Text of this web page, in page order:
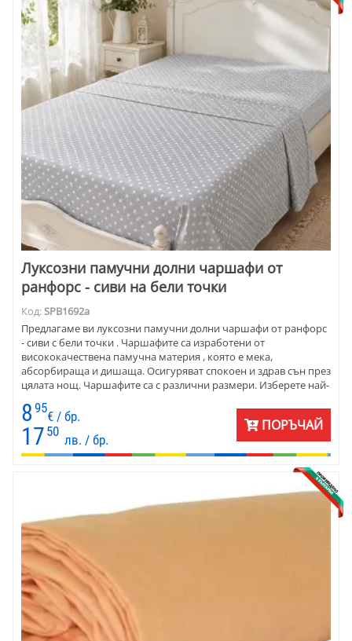
Луксозни памучни долни чаршафи от
ранфорс - сиви на бели точки
Код:SPB1692a
Предлагаме ви луксозни памучни долни чаршафи от ранфорс
- сиви с бели точки . Чаршафите са изработени от
висококачествена памучна материя , която е мека,
абсорбираща и дишаща. Осигуряват спокоен и здрав сън през
цялата нощ. Чаршафите са с различни размери. Изберете най-
тип спални комплекти и ще добавят стил във вашата спалня.
Чаршафите могат да се използват за ежедневна употреба или
за специални поводи.
8 95
€ / бр.
17 50
лв. / бр.
ПОРЪЧАЙ